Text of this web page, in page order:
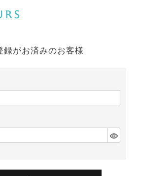
録がお済みのお客様